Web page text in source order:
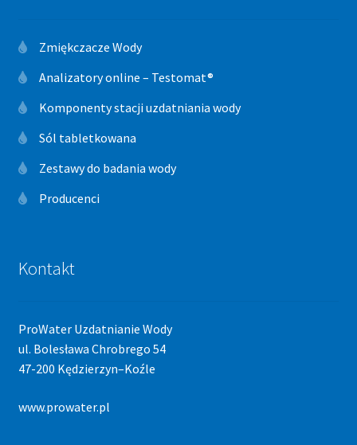
Zmiękczacze Wody
Analizatory online – Testomat®
Komponenty stacji uzdatniania wody
Sól tabletkowana
Zestawy do badania wody
Producenci
Kontakt
ProWater Uzdatnianie Wody
ul. Bolesława Chrobrego 54
47-200 Kędzierzyn–Koźle
www.prowater.pl